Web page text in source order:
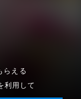
らえる
利用して